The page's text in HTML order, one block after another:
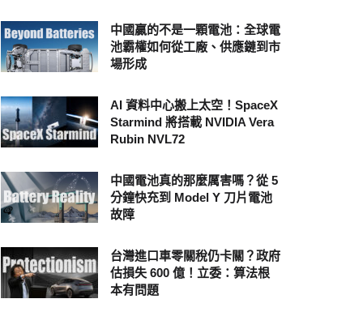
中國贏的不是一顆電池：全球電
池霸權如何從工廠、供應鏈到市
場形成
AI 資料中心搬上太空！SpaceX
Starmind 將搭載 NVIDIA Vera
Rubin NVL72
中國電池真的那麼厲害嗎？從 5
分鐘快充到 Model Y 刀片電池
故障
台灣進口車零關稅仍卡關？政府
估損失 600 億！立委：算法根
本有問題